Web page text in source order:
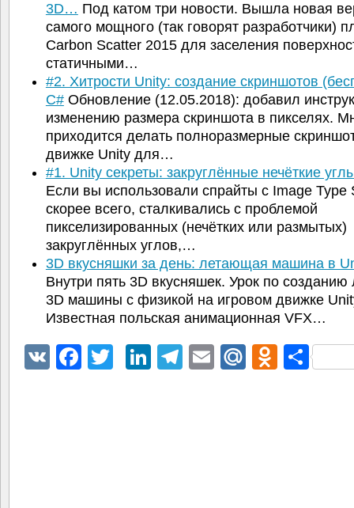
3D… Под катом три новости. Вышла новая
самого мощного (так говорят разработчики)
Carbon Scatter 2015 для заселения
статичными…
#2. Хитрости Unity: создание скриншотов
C#Обновление (12.05.2018): добавил
изменению размера скриншота в пикселях.
приходится делать полноразмерные
движке Unity для…
#1. Unity секреты: закруглённые нечёткие
Если вы использовали спрайты с Image Type
скорее всего, сталкивались с проблемой
пикселизированных (нечётких или размытых)
закруглённых углов,…
3D вкусняшки за день: летающая машина в
Внутри пять 3D вкусняшек. Урок по
3D машины с физикой на игровом движке
Известная польская анимационная VFX…
VK Facebook
TwitterLinkedIn
Telegram
EmailMail.Ru